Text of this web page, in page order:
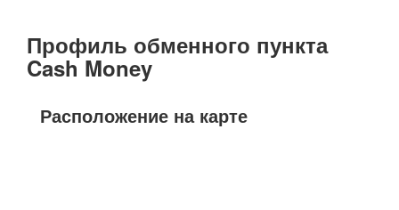
Профиль обменного пункта
Cash Money
Расположение на карте